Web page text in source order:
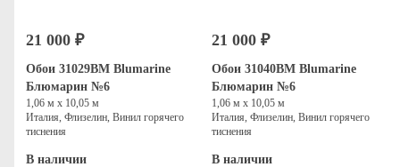
21 000 ₽
Обои 31029BM Blumarine
Блюмарин №6
1,06 м х 10,05 м
Италия, Флизелин, Винил горячего
тиснения
В наличии
21 000 ₽
Обои 31040BM Blumarine
Блюмарин №6
1,06 м х 10,05 м
Италия, Флизелин, Винил горячего
тиснения
В наличии